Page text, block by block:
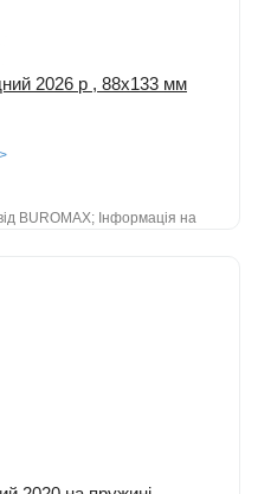
2026 р , 88х133 мм
BUROMAX; Інформація на